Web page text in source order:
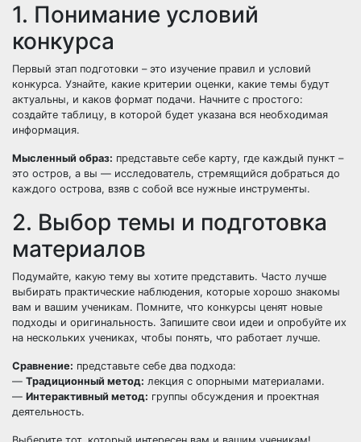
1. Понимание условий
конкурса
Первый этап подготовки – это изучение правил и условий
конкурса. Узнайте, какие критерии оценки, какие темы будут
актуальны, и каков формат подачи. Начните с простого:
создайте таблицу, в которой будет указана вся необходимая
информация.
Мысленный образ: представьте себе карту, где каждый пункт –
это остров, а вы — исследователь, стремящийся добраться до
каждого острова, взяв с собой все нужные инструменты.
2. Выбор темы и подготовка
материалов
Подумайте, какую тему вы хотите представить. Часто лучше
выбирать практические наблюдения, которые хорошо знакомы
вам и вашим ученикам. Помните, что конкурсы ценят новые
подходы и оригинальность. Запишите свои идеи и опробуйте их
на нескольких учениках, чтобы понять, что работает лучше.
Сравнение: представьте себе два подхода:
— Традиционный метод: лекция с опорными материалами.
— Интерактивный метод: группы обсуждения и проектная
деятельность.